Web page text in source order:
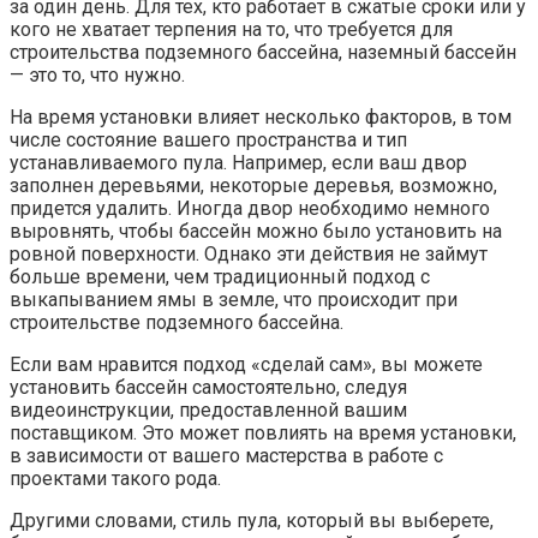
за один день. Для тех, кто работает в сжатые сроки или у
кого не хватает терпения на то, что требуется для
строительства подземного бассейна, наземный бассейн
— это то, что нужно.
На время установки влияет несколько факторов, в том
числе состояние вашего пространства и тип
устанавливаемого пула. Например, если ваш двор
заполнен деревьями, некоторые деревья, возможно,
придется удалить. Иногда двор необходимо немного
выровнять, чтобы бассейн можно было установить на
ровной поверхности. Однако эти действия не займут
больше времени, чем традиционный подход с
выкапыванием ямы в земле, что происходит при
строительстве подземного бассейна.
Если вам нравится подход «сделай сам», вы можете
установить бассейн самостоятельно, следуя
видеоинструкции, предоставленной вашим
поставщиком. Это может повлиять на время установки,
в зависимости от вашего мастерства в работе с
проектами такого рода.
Другими словами, стиль пула, который вы выберете,